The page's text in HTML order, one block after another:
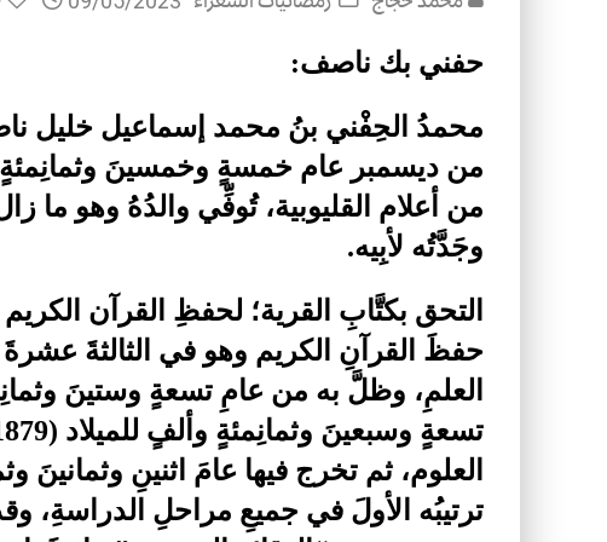
حفني بك ناصف:
محمدُ الحِفْني بنُ محمد إسماعيل خليل
من أعلام القليوبية، تُوفِّي والدُهُ وهو ما
وجَدَّتُه لأبِيه.
التحق بكتَّابِ القرية؛ لحفظِ القرآن الكريم
حفظَ القرآنِ الكريم وهو في الثالثةَ
ترتيبُه الأولَ في جميعِ مراحلِ الدراسةِ،